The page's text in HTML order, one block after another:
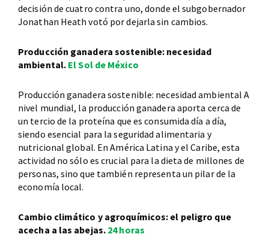
decisión de cuatro contra uno, donde el subgobernador
Jonathan Heath votó por dejarla sin cambios.
Producción ganadera sostenible: necesidad
ambiental. El Sol de México
Producción ganadera sostenible: necesidad ambiental A
nivel mundial, la producción ganadera aporta cerca de
un tercio de la proteína que es consumida día a día,
siendo esencial para la seguridad alimentaria y
nutricional global. En América Latina y el Caribe, esta
actividad no sólo es crucial para la dieta de millones de
personas, sino que también representa un pilar de la
economía local.
Cambio climático y agroquímicos: el peligro que
acecha a las abejas. 24 horas